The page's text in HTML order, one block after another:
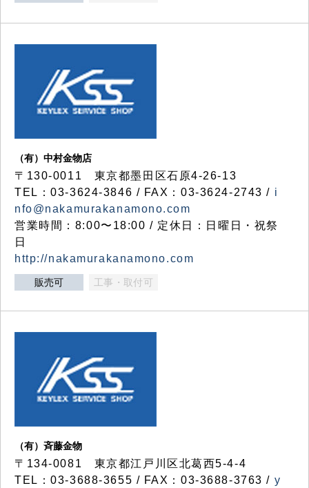
（有）中村金物店
〒130-0011 東京都墨田区石原4-26-13
TEL：03-3624-3846 / FAX：03-3624-2743 / i
nfo@nakamurakanamono.com
営業時間：8:00〜18:00 / 定休日：日曜日・祝祭
日
http://nakamurakanamono.com
販売可 工事・取付可
（有）斉藤金物
〒134-0081 東京都江戸川区北葛西5-4-4
TEL：03-3688-3655 / FAX：03-3688-3763 / y